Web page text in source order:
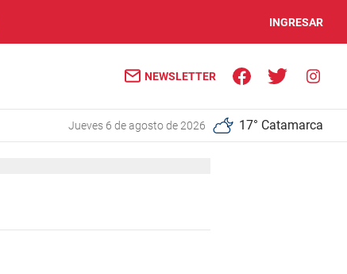
INGRESAR
NEWSLETTER
jueves 6 de agosto de 2026 17° Catamarca